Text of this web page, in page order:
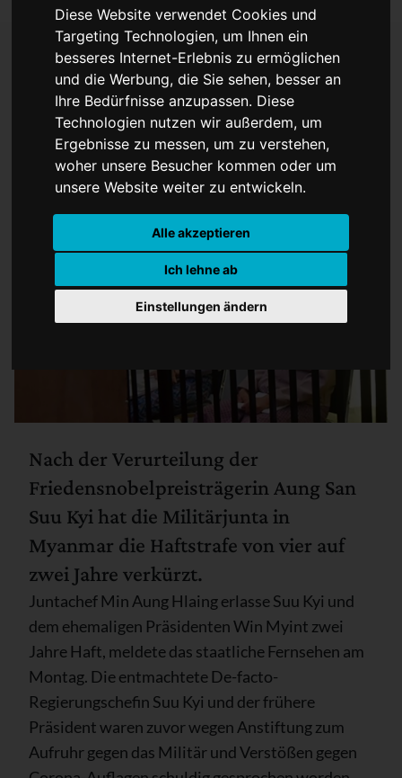
Diese Website verwendet Cookies und
Targeting Technologien, um Ihnen ein
besseres Internet-Erlebnis zu ermöglichen
und die Werbung, die Sie sehen, besser an
Ihre Bedürfnisse anzupassen. Diese
Technologien nutzen wir außerdem, um
Ergebnisse zu messen, um zu verstehen,
woher unsere Besucher kommen oder um
unsere Website weiter zu entwickeln.
Alle akzeptieren
Ich lehne ab
Einstellungen ändern
Suu Kyis Strafe wird
verkürzt
Nach der Verurteilung der
Friedensnobelpreisträgerin Aung San
Suu Kyi hat die Militärjunta in
Myanmar die Haftstrafe von vier auf
zwei Jahre verkürzt.
Juntachef Min Aung Hlaing erlasse Suu Kyi und
dem ehemaligen Präsidenten Win Myint zwei
Jahre Haft, meldete das staatliche Fernsehen am
Montag. Die entmachtete De-facto-
Regierungschefin Suu Kyi und der frühere
Präsident waren zuvor wegen Anstiftung zum
Aufruhr gegen das Militär und Verstößen gegen